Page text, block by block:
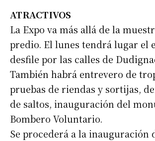
ATRACTIVOS
La Expo va más allá de la
predio. El lunes tendrá lugar el
desfile por las calles de
También habrá entrevero de
pruebas de riendas y sortijas,
de saltos, inauguración del
Bombero Voluntario.
Se procederá a la inauguración